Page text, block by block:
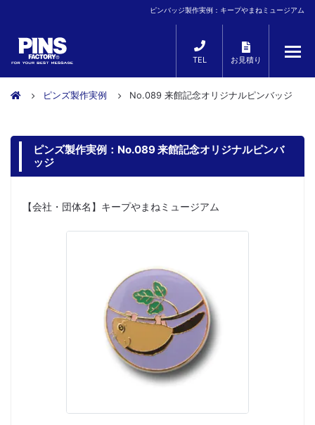
ピンバッジ製作実例：キープやまねミュージアム
TEL お見積り
ピンズ製作実例 No.089 来館記念オリジナルピンバッジ
ピンズ製作実例：No.089 来館記念オリジナルピンバ
ッジ
【会社・団体名】キープやまねミュージアム